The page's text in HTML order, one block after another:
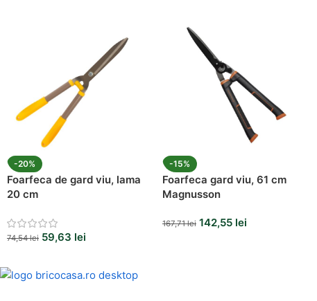
-20%
Foarfeca de gard viu, lama
20 cm
74,54lei 59,63 lei
-15%
Foarfeca gard viu, 61 cm
Magnusson
167,71lei 142,55 lei